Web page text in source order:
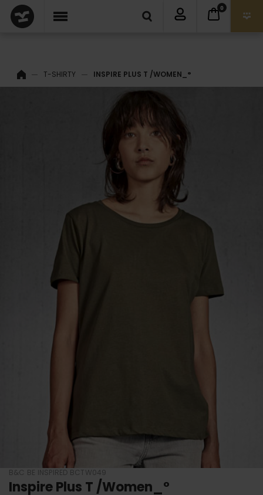
0
T-SHIRTY INSPIRE PLUS T /WOMEN_°
B&C BE INSPIRED BCTW049
Inspire Plus T /Women_°